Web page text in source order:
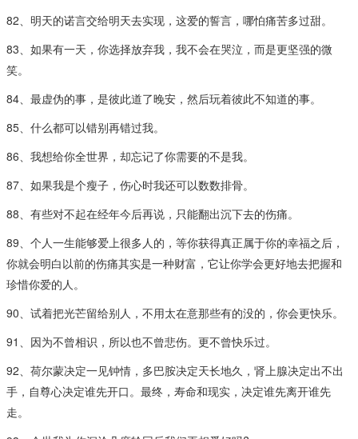
82、明天的诺言交给明天去实现，这爱的誓言，哪怕痛苦多过甜。
83、如果有一天，你选择放弃我，我不会在哭泣，而是更坚强的微
笑。
84、最虚伪的事，是彼此道了晚安，然后玩着彼此不知道的事。
85、什么都可以错别再错过我。
86、我想给你全世界，却忘记了你需要的不是我。
87、如果我是个瘦子，伤心时我还可以数数排骨。
88、有些对不起在经年今后再说，只能翻出沉下去的伤痛。
89、个人一生能够爱上很多人的，等你获得真正属于你的幸福之后，
你就会明白以前的伤痛其实是一种财富，它让你学会更好地去把握和
珍惜你爱的人。
90、试着把光芒留给别人，不用太在意那些有的没的，你会更快乐。
91、因为不曾相识，所以也不曾悲伤。更不曾快乐过。
92、荷尔蒙决定一见钟情，多巴胺决定天长地久，肾上腺决定出不出
手，自尊心决定谁先开口。最终，寿命和现实，决定谁先离开谁先
走。